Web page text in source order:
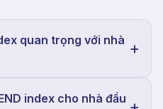
quan trọng với nhà
index cho nhà đầu